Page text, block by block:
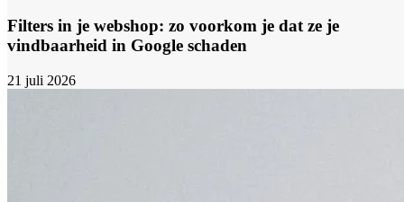
Filters in je webshop: zo voorkom je dat ze je
vindbaarheid in Google schaden
21 juli 2026